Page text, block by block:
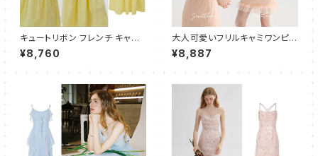
キュートリボン フレンチ キャミ
ワンピース ドレス ティアード フ
レアドレス イエロー
¥8,760
大人可愛いフリルキャミワンピー
ス ショート
¥8,887